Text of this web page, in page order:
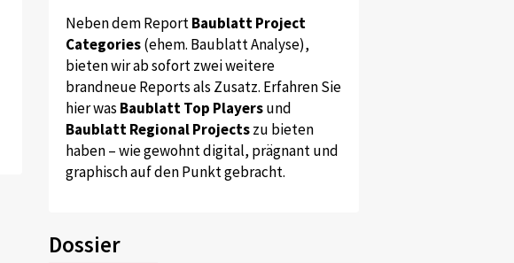
Neben dem ReportBaublatt Project
Categories(ehem. Baublatt Analyse),
bieten wir ab sofort zwei weitere
brandneue Reports als Zusatz. Erfahren Sie
hier was Baublatt Top Playersund
Baublatt Regional Projectszu bieten
haben – wie gewohnt digital, prägnant und
graphisch auf den Punkt gebracht.
Dossier